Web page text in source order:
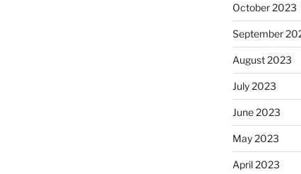
October 2023
September
August 2023
July 2023
June 2023
May 2023
April 2023